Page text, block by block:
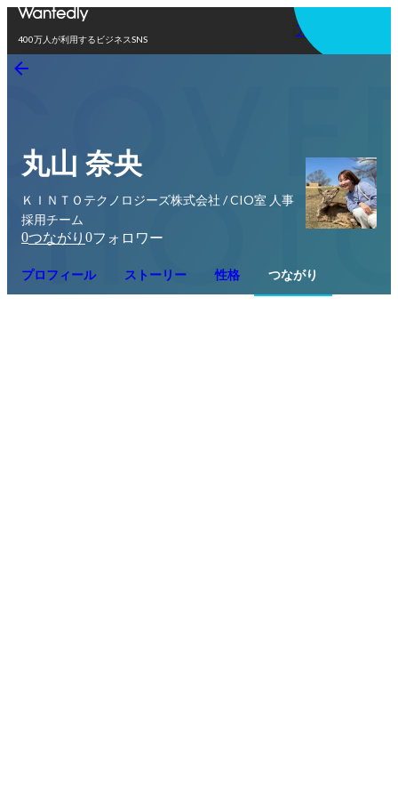
400万人が利用するビジネスSNS
アプリを使う
丸山 奈央
ＫＩＮＴＯテクノロジーズ株式会社 / CIO室 人事
採用チーム
0つながり 0フォロワー
プロフィール ストーリー 性格 つながり